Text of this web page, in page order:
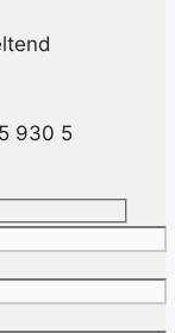
930 5